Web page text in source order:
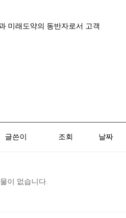
미래도약의 동반자로서 고객
글쓴이 조회 날짜
이 없습니다.